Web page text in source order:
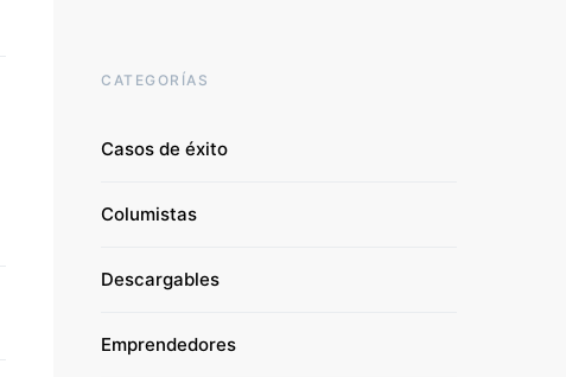
CATEGORÍAS
Casos de éxito
Columistas
Descargables
Emprendedores